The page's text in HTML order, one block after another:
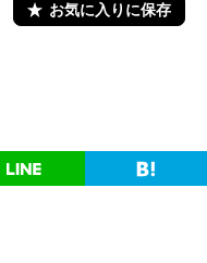
お気に入りに保存